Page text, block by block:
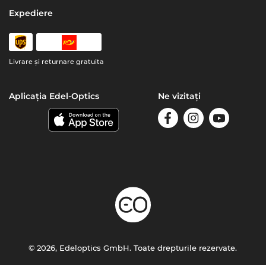
Expediere
Livrare şi returnare gratuita
Aplicația Edel-Optics Ne vizitați
© 2026, Edeloptics GmbH. Toate drepturile rezervate.